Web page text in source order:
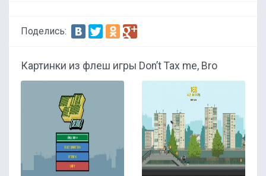
Поделись:
Картинки из флеш игры Don’t Tax me, Bro